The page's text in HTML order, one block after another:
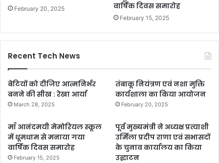
February 20, 2025
वार्षिक दिवस समारोह
February 15, 2025
Recent Tech News
बेटियों को दीजिए आत्मनिर्भर
बनने की सीख : रेखा आर्या
March 28, 2025
तंबाकू नियंत्रण एवं नशा मुक्ति
कार्यशाला का किया आयोजन
February 20, 2025
माँ आनंदमयी मेमोरियल स्कूल
में धूमधाम से मनाया गया
वार्षिक दिवस समारोह
February 15, 2025
पूर्व मुख्यमंत्री ने अध्यक्ष प्रत्याशी
उर्मिला प्रदीप राणा एवं सभासदों
के चुनाव कार्यालय का किया
उद्घाटन